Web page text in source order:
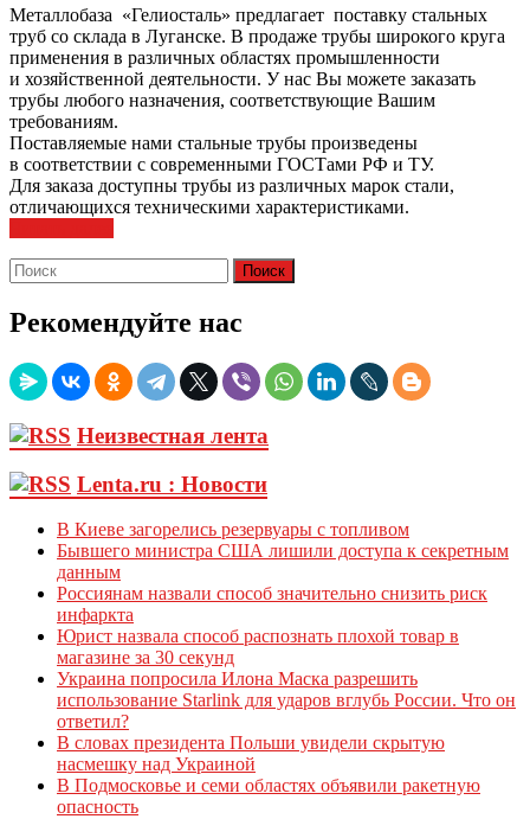
Металлобаза «Гелиосталь» предлагает поставку стальных
труб со склада в Луганске. В продаже трубы широкого круга
применения в различных областях промышленности
и хозяйственной деятельности. У нас Вы можете заказать
трубы любого назначения, соответствующие Вашим
требованиям.
Поставляемые нами стальные трубы произведены
в соответствии с современными ГОСТами РФ и ТУ.
Для заказа доступны трубы из различных марок стали,
отличающихся техническими характеристиками.
Рекомендуйте нас
Неизвестная лента
Lenta.ru : Новости
В Киеве загорелись резервуары с топливом
Бывшего министра США лишили доступа к секретным
данным
Россиянам назвали способ значительно снизить риск
инфаркта
Юрист назвала способ распознать плохой товар в
магазине за 30 секунд
Украина попросила Илона Маска разрешить
использование Starlink для ударов вглубь России. Что он
ответил?
В словах президента Польши увидели скрытую
насмешку над Украиной
В Подмосковье и семи областях объявили ракетную
опасность